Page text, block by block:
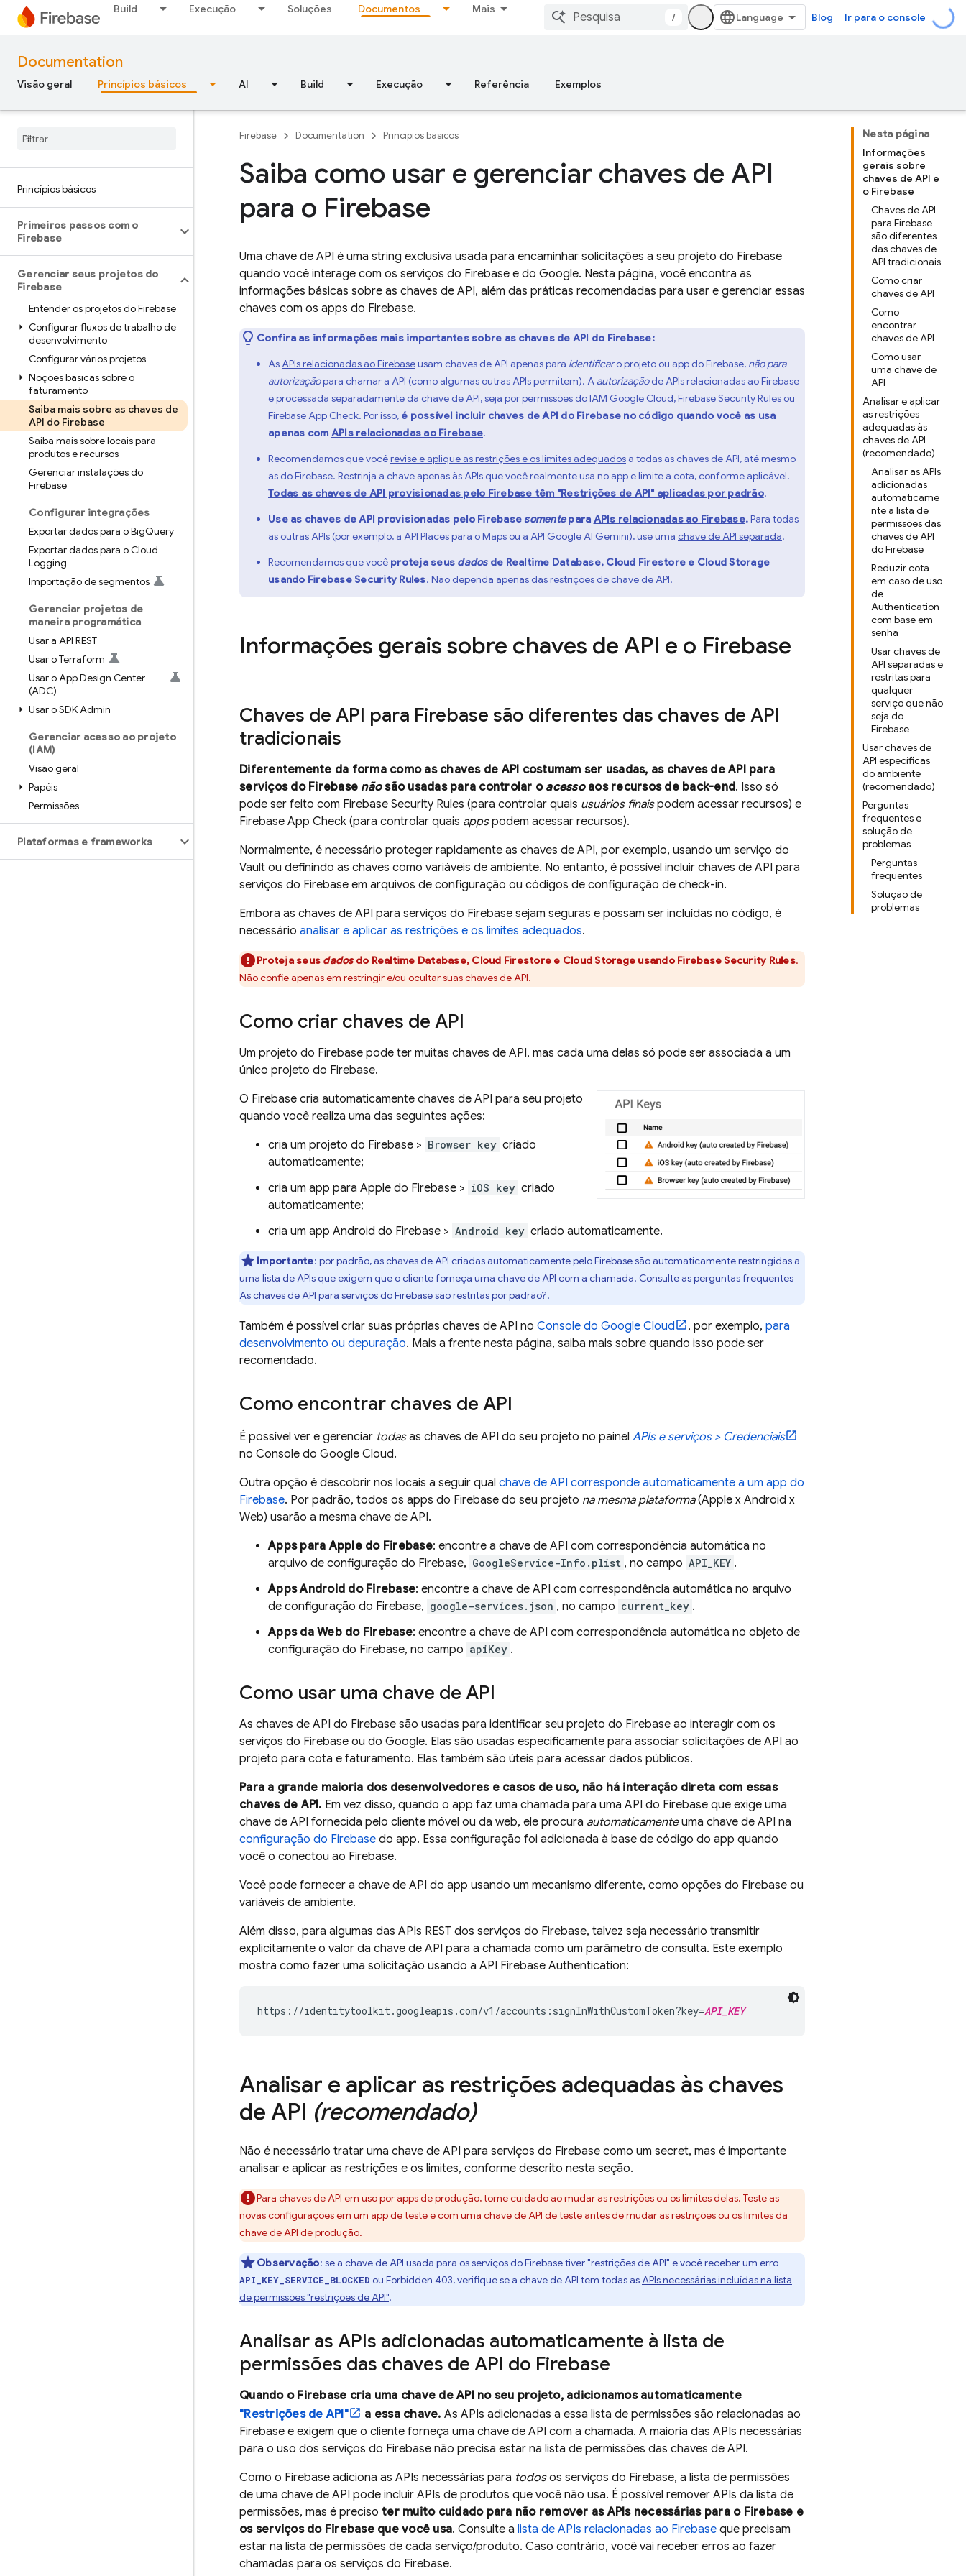
Build Execução Soluções Documentos Mais
/ Blog Ir para o console
Documentation
Visão geral Princípios básicos AI Build Execução Referência Exemplos
Princípios básicos
Primeiros passos com o
Firebase
Gerenciar seus projetos do
Firebase
Entender os projetos do Firebase
Configurar fluxos de trabalho de
desenvolvimento
Configurar vários projetos
Noções básicas sobre o
faturamento
Saiba mais sobre as chaves de
API do Firebase
Saiba mais sobre locais para
produtos e recursos
Gerenciar instalações do
Firebase
Configurar integrações
Exportar dados para o BigQuery
Exportar dados para o Cloud
Logging
Importação de segmentos
Gerenciar projetos de
maneira programática
Usar a API REST
Usar o Terraform
Usar o App Design Center
(ADC)
Usar o SDK Admin
Gerenciar acesso ao projeto
(IAM)
Visão geral
Papéis
Permissões
Plataformas e frameworks
Nesta página
Informações
gerais sobre
chaves de API e
o Firebase
Chaves de API
para Firebase
são diferentes
das chaves de
API tradicionais
Como criar
chaves de API
Como
encontrar
chaves de API
Como usar
uma chave de
API
Analisar e aplicar
as restrições
adequadas às
chaves de API
(recomendado)
Analisar as APIs
adicionadas
automaticame
nte à lista de
permissões das
chaves de API
do Firebase
Reduzir cota
em caso de uso
de
Authentication
com base em
senha
Usar chaves de
API separadas e
restritas para
qualquer
serviço que não
seja do
Firebase
Usar chaves de
API específicas
do ambiente
(recomendado)
Perguntas
frequentes e
solução de
problemas
Perguntas
frequentes
Solução de
problemas
Firebase Documentation Princípios básicos
Saiba como usar e gerenciar chaves de API
para o Firebase
Uma chave de API é uma string exclusiva usada para encaminhar solicitações a seu projeto do Firebase
quando você interage com os serviços do Firebase e do Google. Nesta página, você encontra as
informações básicas sobre as chaves de API, além das práticas recomendadas para usar e gerenciar essas
chaves com os apps do Firebase.
Confira as informações mais importantes sobre as chaves de API do Firebase:
AsAPIs relacionadas ao Firebaseusam chaves de API apenas para identificaro projeto ou app do Firebase, não para
autorizaçãopara chamar a API (como algumas outras APIs permitem). A autorizaçãode APIs relacionadas ao Firebase
é processada separadamente da chave de API, seja por permissões do IAM Google Cloud,Firebase Security Rulesou
Firebase App Check. Por isso, é possível incluir chaves de API do Firebase no código quando você as usa
apenas com APIs relacionadas ao Firebase.
Recomendamos que vocêrevise e aplique as restrições e os limites adequadosa todas as chaves de API, até mesmo
as do Firebase. Restrinja a chave apenas às APIs que você realmente usa no app e limite a cota, conforme aplicável.
Todas as chaves de API provisionadas pelo Firebase têm "Restrições de API" aplicadas por padrão.
Use as chaves de API provisionadas pelo Firebase somentepara APIs relacionadas ao Firebase.Para todas
as outras APIs (por exemplo, a API Places para o Maps ou a API Google AI Gemini), use uma chave de API separada.
Recomendamos que você proteja seus dadosde Realtime Database, Cloud Firestore e Cloud Storage
usando Firebase Security Rules. Não dependa apenas das restrições de chave de API.
Informações gerais sobre chaves de API e o Firebase
Chaves de API para Firebase são diferentes das chaves de API
tradicionais
Diferentemente da forma como as chaves de API costumam ser usadas, as chaves de API para
serviços do Firebase nãosão usadas para controlar o acessoaos recursos de back-end. Isso só
pode ser feito com Firebase Security Rules (para controlar quais usuários finaispodem acessar recursos) e
Firebase App Check (para controlar quais appspodem acessar recursos).
Normalmente, é necessário proteger rapidamente as chaves de API, por exemplo, usando um serviço do
Vault ou definindo as chaves como variáveis de ambiente. No entanto, é possível incluir chaves de API para
serviços do Firebase em arquivos de configuração ou códigos de configuração de check-in.
Embora as chaves de API para serviços do Firebase sejam seguras e possam ser incluídas no código, é
necessário analisar e aplicar as restrições e os limites adequados.
Proteja seus dadosdo Realtime Database, Cloud Firestore e Cloud Storage usando Firebase Security Rules.
Não confie apenas em restringir e/ou ocultar suas chaves de API.
Como criar chaves de API
Um projeto do Firebase pode ter muitas chaves de API, mas cada uma delas só pode ser associada a um
único projeto do Firebase.
O Firebase cria automaticamente chaves de API para seu projeto
quando você realiza uma das seguintes ações:
cria um projeto do Firebase > Browser key criado
automaticamente;
cria um app para Apple do Firebase > iOS key criado
automaticamente;
cria um app Android do Firebase > Android key criado automaticamente.
Importante: por padrão, as chaves de API criadas automaticamente pelo Firebase são automaticamente restringidas a
uma lista de APIs que exigem que o cliente forneça uma chave de API com a chamada. Consulte as perguntas frequentes
As chaves de API para serviços do Firebase são restritas por padrão?.
Também é possível criar suas próprias chaves de API no Console do Google Cloud , por exemplo, para
desenvolvimento ou depuração. Mais a frente nesta página, saiba mais sobre quando isso pode ser
recomendado.
Como encontrar chaves de API
É possível ver e gerenciar todasas chaves de API do seu projeto no painel APIs e serviços > Credenciais
no Console do Google Cloud.
Outra opção é descobrir nos locais a seguir qual chave de API corresponde automaticamente a um app do
Firebase. Por padrão, todos os apps do Firebase do seu projeto na mesma plataforma(Apple x Android x
Web) usarão a mesma chave de API.
Apps para Apple do Firebase: encontre a chave de API com correspondência automática no
arquivo de configuração do Firebase, GoogleService-Info.plist , no campo API_KEY .
Apps Android do Firebase: encontre a chave de API com correspondência automática no arquivo
de configuração do Firebase, google-services.json , no campo current_key .
Apps da Web do Firebase: encontre a chave de API com correspondência automática no objeto de
configuração do Firebase, no campo apiKey .
Como usar uma chave de API
As chaves de API do Firebase são usadas para identificar seu projeto do Firebase ao interagir com os
serviços do Firebase ou do Google. Elas são usadas especificamente para associar solicitações de API ao
projeto para cota e faturamento. Elas também são úteis para acessar dados públicos.
Para a grande maioria dos desenvolvedores e casos de uso, não há interação direta com essas
chaves de API. Em vez disso, quando o app faz uma chamada para uma API do Firebase que exige uma
chave de API fornecida pelo cliente móvel ou da web, ele procura automaticamenteuma chave de API na
configuração do Firebase do app. Essa configuração foi adicionada à base de código do app quando
você o conectou ao Firebase.
Você pode fornecer a chave de API do app usando um mecanismo diferente, como opções do Firebase ou
variáveis de ambiente.
Além disso, para algumas das APIs REST dos serviços do Firebase, talvez seja necessário transmitir
explicitamente o valor da chave de API para a chamada como um parâmetro de consulta. Este exemplo
mostra como fazer uma solicitação usando a API Firebase Authentication:
https://identitytoolkit.googleapis.com/v1/accounts:signInWithCustomToken?key=API_KEY
Analisar e aplicar as restrições adequadas às chaves
de API (recomendado)
Não é necessário tratar uma chave de API para serviços do Firebase como um secret, mas é importante
analisar e aplicar as restrições e os limites, conforme descrito nesta seção.
Para chaves de API em uso por apps de produção, tome cuidado ao mudar as restrições ou os limites delas. Teste as
novas configurações em um app de teste e com uma chave de API de testeantes de mudar as restrições ou os limites da
chave de API de produção.
Observação: se a chave de API usada para os serviços do Firebase tiver "restrições de API" e você receber um erro
API_KEY_SERVICE_BLOCKED ou Forbidden 403, verifique se a chave de API tem todas asAPIs necessárias incluídas na lista
de permissões "restrições de API".
Analisar as APIs adicionadas automaticamente à lista de
permissões das chaves de API do Firebase
Quando o Firebase cria uma chave de API no seu projeto, adicionamos automaticamente
"Restrições de API"
a essa chave. As APIs adicionadas a essa lista de permissões são relacionadas ao
Firebase e exigem que o cliente forneça uma chave de API com a chamada. A maioria das APIs necessárias
para o uso dos serviços do Firebase não precisa estar na lista de permissões das chaves de API.
Como o Firebase adiciona as APIs necessárias para todosos serviços do Firebase, a lista de permissões
de uma chave de API pode incluir APIs de produtos que você não usa. É possível remover APIs da lista de
permissões, mas é preciso ter muito cuidado para não remover as APIs necessárias para o Firebase e
os serviços do Firebase que você usa. Consulte a lista de APIs relacionadas ao Firebase que precisam
estar na lista de permissões de cada serviço/produto. Caso contrário, você vai receber erros ao fazer
chamadas para os serviços do Firebase.